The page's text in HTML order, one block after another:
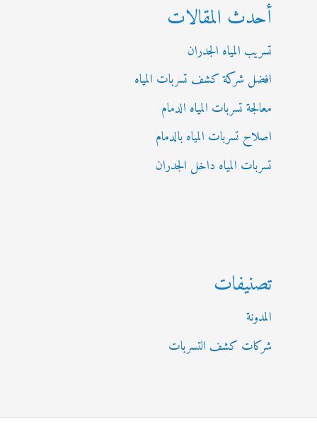
أحدث المقالات
تسريب المياه الجدران
افضل شركة كشف تسربات المياه
معالجة تسربات المياه الدمام
اصلاح تسربات المياه بالدمام
تسربات المياه داخل الجدران
تصنيفات
شركات كشف التسربات